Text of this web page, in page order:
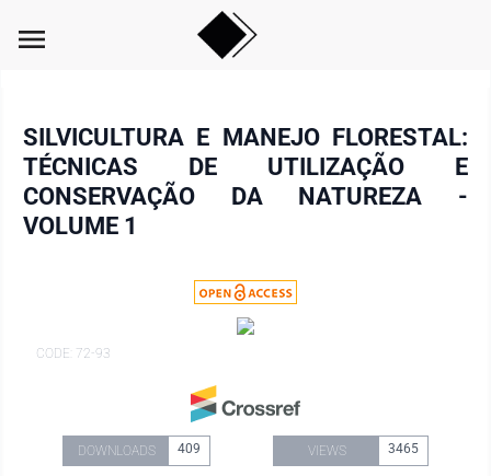
menu
SILVICULTURA E MANEJO FLORESTAL:
TÉCNICAS DE UTILIZAÇÃO E
CONSERVAÇÃO DA NATUREZA -
VOLUME 1
CODE: 72-93
DOWNLOADS 409 VIEWS 3465